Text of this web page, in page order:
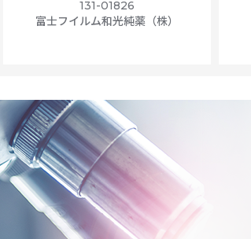
131-01826
富士フイルム和光純薬（株）